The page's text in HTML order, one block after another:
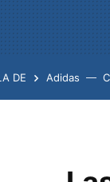
DE Adidas